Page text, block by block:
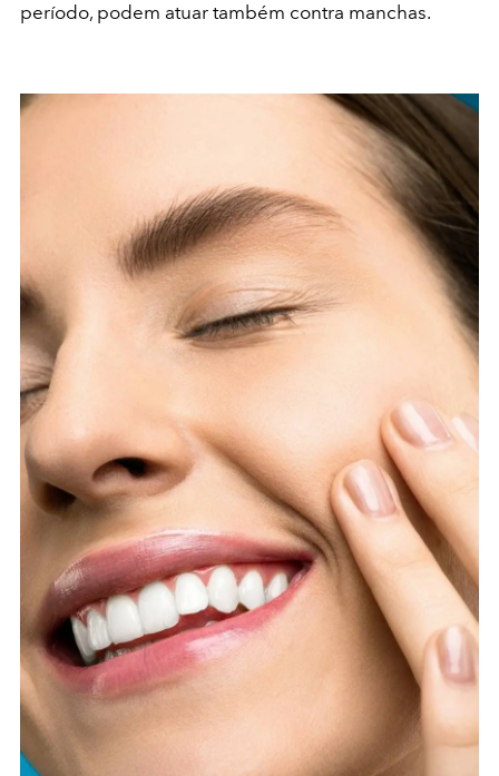
período, podem atuar também contra manchas.